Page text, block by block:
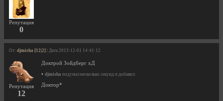
Репутация
0
От: djmisha [12|2] | Дата 2013-12-01 14:41:12
Репутация
12
Доктрой Зойдберг хД
• djmisha подумал несколько секунд и добавил:
Доктор*